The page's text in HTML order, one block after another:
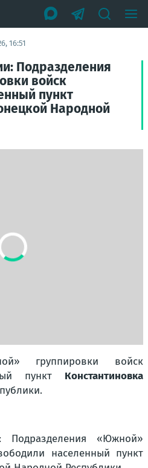
16:51
Подразделения
войск
пункт
Народной
группировки войск
пункт Константиновка